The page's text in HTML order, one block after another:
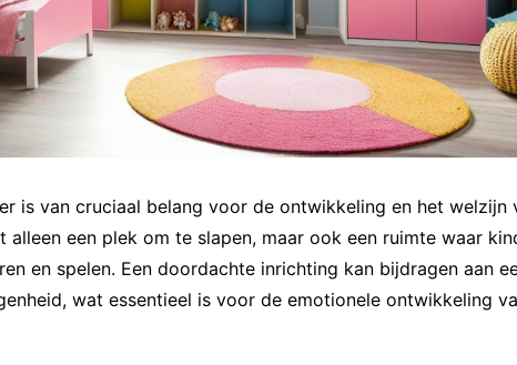
is van cruciaal belang voor de ontwikkeling en het welzijn
alleen een plek om te slapen, maar ook een ruimte waar
en spelen. Een doordachte inrichting kan bijdragen aan
wat essentieel is voor de emotionele ontwikkeling